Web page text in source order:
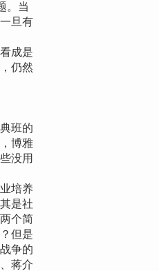
。当
旦有
成是
仍然
班的
博雅
没用
培养
是社
个简
但是
争的
蒋介